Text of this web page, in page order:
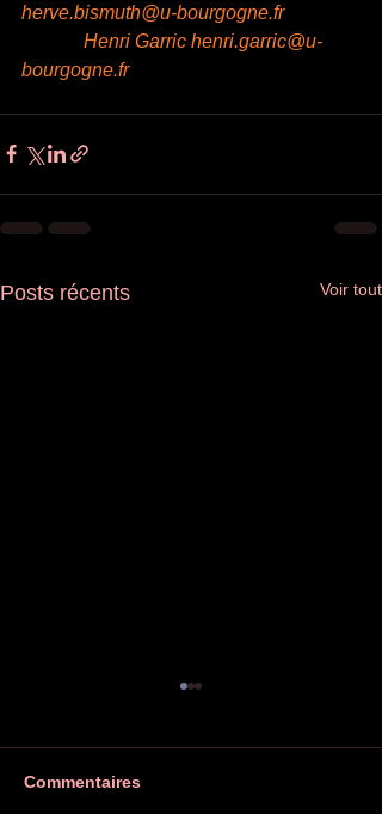
herve.bismuth@u-bourgogne.fr
             Henri Garric
henri.garric@u-
bourgogne.fr
Posts récents Voir tout
Commentaires